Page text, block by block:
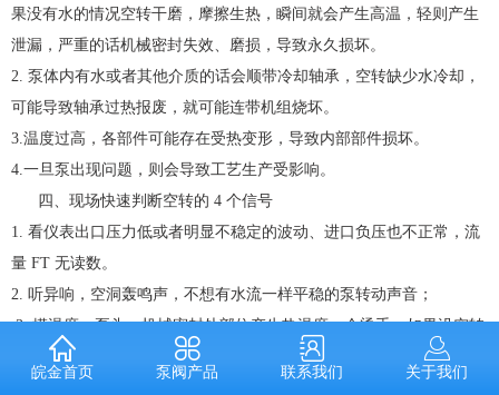
皖金首页 泵阀产品 联系我们 关于我们
果没有水的情况空转干磨，摩擦生热，瞬间就会产生高温，轻则产生
泄漏，严重的话机械密封失效、磨损，导致永久损坏。
2. 泵体内有水或者其他介质的话会顺带冷却轴承，空转缺少水冷却，
可能导致轴承过热报废，就可能连带机组烧坏。
3.温度过高，各部件可能存在受热变形，导致内部部件损坏。
4.一旦泵出现问题，则会导致工艺生产受影响。
四、现场快速判断空转的 4 个信号
1. 看仪表出口压力低或者明显不稳定的波动、进口负压也不正常，流
量 FT 无读数。
2. 听异响，空洞轰鸣声，不想有水流一样平稳的泵转动声音；
3. 摸温度，泵头、机械密封处部位产生热温度，会烫手，如果没空转
的话，不会烫手，温度稳定。